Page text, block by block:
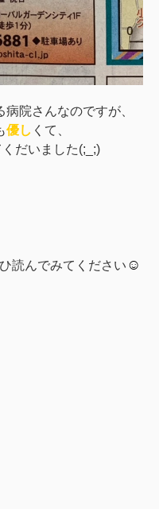
院さんなのですが、
優し くて、
だいました(;_;)
読んでみてください ☺